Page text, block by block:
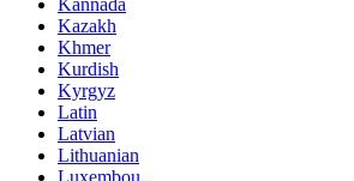
Kannada
Kazakh
Khmer
Kurdish
Kyrgyz
Latin
Latvian
Lithuanian